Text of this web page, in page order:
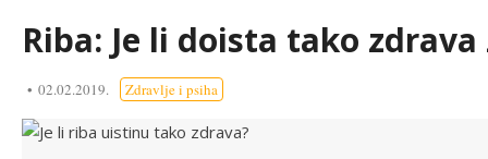
Riba: Je li doista tako zdrava
02.02.2019. Zdravlje i psiha